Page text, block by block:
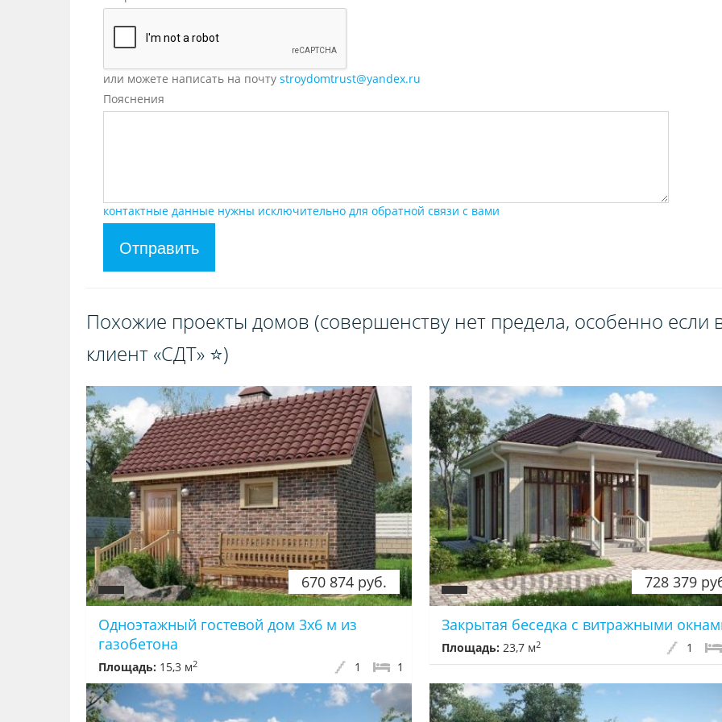
или можете написать на почтуstroydomtrust@yandex.ru
Пояснения
контактные данные нужны исключительно для обратной связи с вами
Отправить
Похожие проекты домов (совершенству нет предела, особенно если
клиент «СДТ» ⭐️)️
670 874 руб.
Одноэтажный гостевой дом 3x6 м из
газобетона
Площадь: 15,3 м2 1
1
728 379
Закрытая беседка с витражными
Площадь: 23,7 м2 1